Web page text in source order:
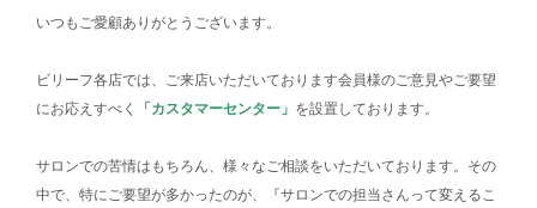
いつもご愛顧ありがとうございます。
ビリーフ各店では、ご来店いただいております会員様のご意見やご要望
にお応えすべく
「カスタマーセンター」 を設置しております。
サロンでの苦情はもちろん、様々なご相談をいただいております。その
中で、特にご要望が多かったのが、『サロンでの担当さんって変えるこ